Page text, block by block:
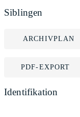
Siblingen
ARCHIVPLAN
PDF-EXPORT
Identifikation